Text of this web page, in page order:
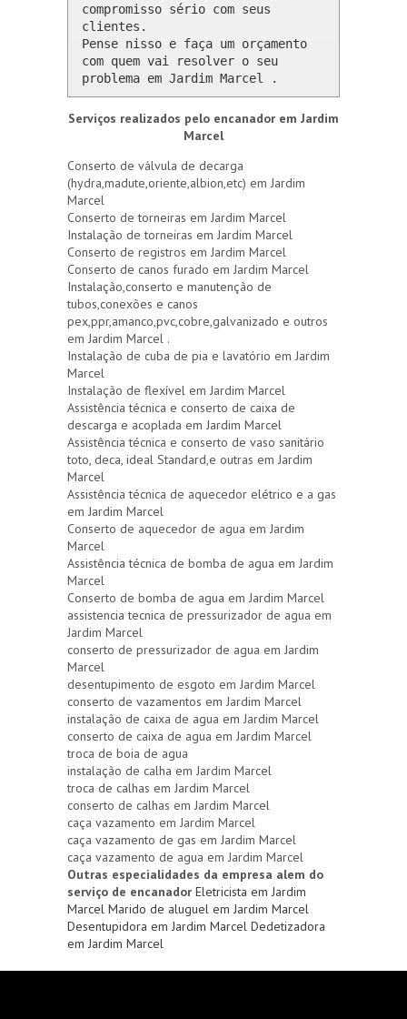
compromisso sério com seus
clientes.
Pense nisso e faça um orçamento
com quem vai resolver o seu
problema em Jardim Marcel .
Serviços realizados pelo encanador em Jardim
Marcel
Conserto de válvula de decarga
(hydra,madute,oriente,albion,etc) em Jardim
Marcel
Conserto de torneiras em Jardim Marcel
Instalação de torneiras em Jardim Marcel
Conserto de registros em Jardim Marcel
Conserto de canos furado em Jardim Marcel
Instalação,conserto e manutenção de
tubos,conexões e canos
pex,ppr,amanco,pvc,cobre,galvanizado e outros
em Jardim Marcel .
Instalação de cuba de pia e lavatório em Jardim
Marcel
Instalação de flexível em Jardim Marcel
Assistência técnica e conserto de caixa de
descarga e acoplada em Jardim Marcel
Assistência técnica e conserto de vaso sanitário
toto, deca, ideal Standard,e outras em Jardim
Marcel
Assistência técnica de aquecedor elétrico e a gas
em Jardim Marcel
Conserto de aquecedor de agua em Jardim
Marcel
Assistência técnica de bomba de agua em Jardim
Marcel
Conserto de bomba de agua em Jardim Marcel
assistencia tecnica de pressurizador de agua em
Jardim Marcel
conserto de pressurizador de agua em Jardim
Marcel
desentupimento de esgoto em Jardim Marcel
conserto de vazamentos em Jardim Marcel
instalação de caixa de agua em Jardim Marcel
conserto de caixa de agua em Jardim Marcel
troca de boia de agua
instalação de calha em Jardim Marcel
troca de calhas em Jardim Marcel
conserto de calhas em Jardim Marcel
caça vazamento em Jardim Marcel
caça vazamento de gas em Jardim Marcel
caça vazamento de agua em Jardim Marcel
Outras especialidades da empresa alem do
serviço de encanador Eletricista em Jardim
Marcel Marido de aluguel em Jardim Marcel
Desentupidora em Jardim Marcel Dedetizadora
em Jardim Marcel